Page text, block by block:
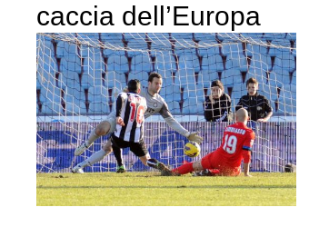
caccia dell’Europa